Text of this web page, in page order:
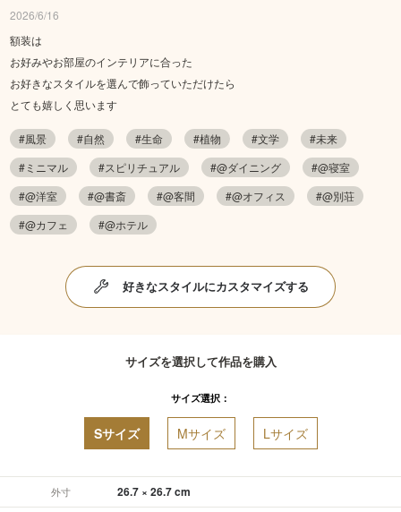
2026/6/16
額装は
お好みやお部屋のインテリアに合った
お好きなスタイルを選んで飾っていただけたら
とても嬉しく思います
#風景 #自然 #生命 #植物 #文学
#未来
#ミニマル
#スピリチュアル #@ダイニング
#@寝室
#@洋室
#@書斎 #@客間 #@オフィス
#@別荘
#@カフェ
#@ホテル
好きなスタイルにカスタマイズする
サイズを選択して作品を購入
サイズ選択：
Sサイズ Mサイズ Lサイズ
外寸 26.7 × 26.7 cm